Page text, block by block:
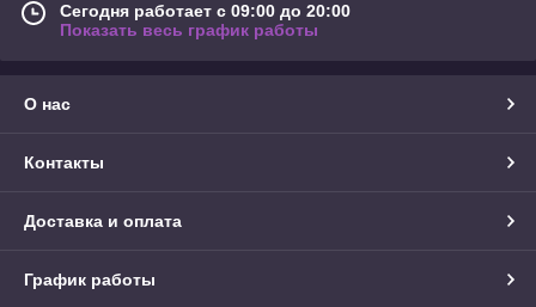
Сегодня работает с 09:00 до 20:00
Показать весь график работы
О нас
Контакты
Доставка и оплата
График работы